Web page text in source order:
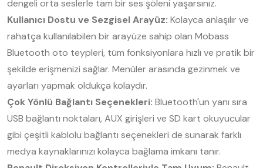
dengeli orta seslerle tam bir ses şöleni yaşarsınız.
Kullanıcı Dostu ve Sezgisel Arayüz: Kolayca anlaşılır ve
rahatça kullanılabilen bir arayüze sahip olan Mobass
Bluetooth oto teypleri, tüm fonksiyonlara hızlı ve pratik bir
şekilde erişmenizi sağlar. Menüler arasında gezinmek ve
ayarları yapmak oldukça kolaydır.
Çok Yönlü Bağlantı Seçenekleri: Bluetooth'un yanı sıra
USB bağlantı noktaları, AUX girişleri ve SD kart okuyucular
gibi çeşitli kablolu bağlantı seçenekleri de sunarak farklı
medya kaynaklarınızı kolayca bağlama imkanı tanır.